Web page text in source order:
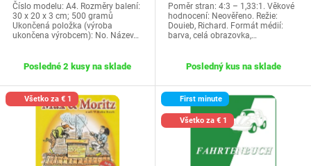
Číslo modelu: A4. Rozměry balení:
30 x 20 x 3 cm; 500 gramů
Ukončená položka (výroba
ukončena výrobcem): No. Název…
Posledné 2 kusy na sklade
Poměr stran: 4:3 – 1,33:1. Věkové
hodnocení: Neověřeno. Režie:
Douieb, Richard. Formát médií:
barva, celá obrazovka,…
Posledný kus na sklade
Všetko za € 1 First minute
Všetko za € 1